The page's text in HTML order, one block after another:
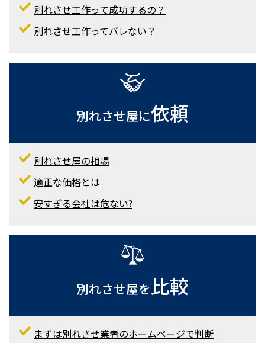
別れさせ屋を知る
別れさせ屋って何をするの？
どうやって別れさせるの？手法は？
別れさせ工作って成功するの？
別れさせ工作ってバレない？
別れさせ屋に
安すぎる会社は危ない?